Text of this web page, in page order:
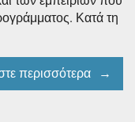
Κατά τη
περισσότερα